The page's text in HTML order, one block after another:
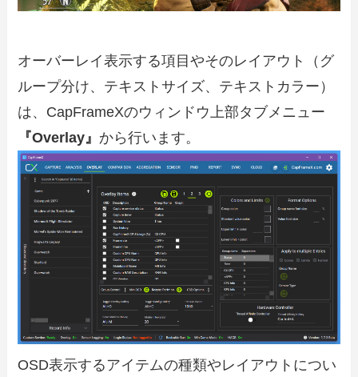
オーバーレイ表示する項目やそのレイアウト（グ
ループ分け、テキストサイズ、テキストカラー）
は、CapFrameXのウィンドウ上部タブメニュー
『Overlay』 から行います。
OSD表示するアイテムの種類やレイアウトについ